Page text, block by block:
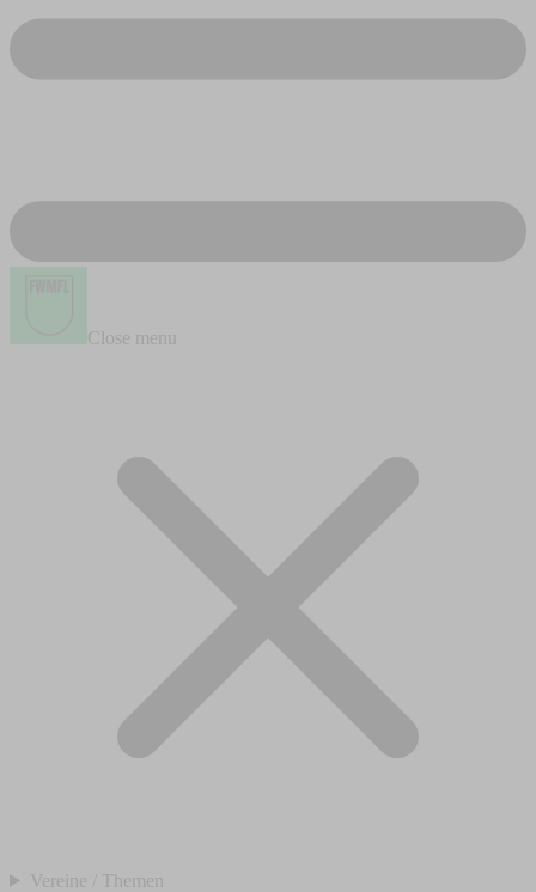
Close menu
Vereine / Themen